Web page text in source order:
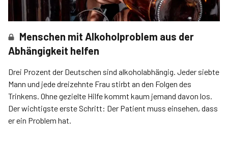
Menschen mit Alkoholproblem aus der
Abhängigkeit helfen
Drei Prozent der Deutschen sind alkoholabhängig. Jeder siebte
Mann und jede dreizehnte Frau stirbt an den Folgen des
Trinkens. Ohne gezielte Hilfe kommt kaum jemand davon los.
Der wichtigste erste Schritt: Der Patient muss einsehen, dass
er ein Problem hat.